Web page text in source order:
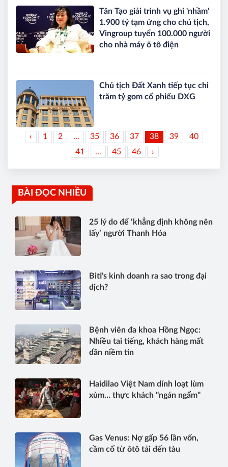
Tân Tạo giải trình vụ ghi 'nhầm'
1.900 tỷ tạm ứng cho chủ tịch,
Vingroup tuyển 100.000 người
cho nhà máy ô tô điện
Chủ tịch Đất Xanh tiếp tục chi
trăm tỷ gom cổ phiếu DXG
‹ 1 2 ... 35 36 37 38 39
40
41
... 45 46 ›
BÀI ĐỌC NHIỀU
25 lý do để ‘khẳng định không nên
lấy’ người Thanh Hóa
Biti's kinh doanh ra sao trong đại
dịch?
Bệnh viên đa khoa Hồng Ngọc:
Nhiều tai tiếng, khách hàng mất
dần niềm tin
Haidilao Việt Nam dính loạt lùm
xùm… thực khách "ngán ngẩm"
Gas Venus: Nợ gấp 56 lần vốn,
cầm cố từ ôtô tải đến tàu